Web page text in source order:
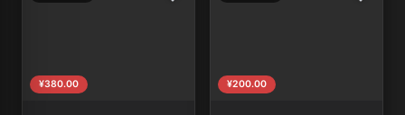
¥380.00 ¥200.00